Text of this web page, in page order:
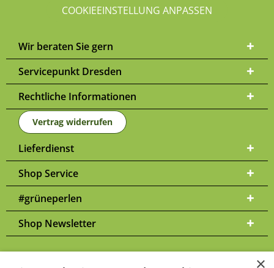
COOKIEEINSTELLUNG ANPASSEN
Wir beraten Sie gern
Servicepunkt Dresden
Rechtliche Informationen
Vertrag widerrufen
Lieferdienst
Shop Service
#grüneperlen
Shop Newsletter
×